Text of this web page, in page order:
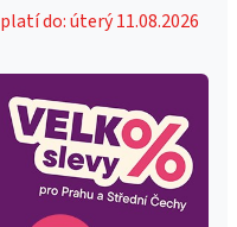
platí do: úterý 11.08.2026